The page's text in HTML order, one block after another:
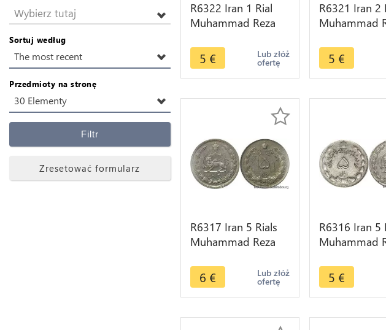
Wybierz tutaj
Sortuj według
The most recent
Przedmioty na stronę
30 Elementy
Filtr
Zresetować formularz
R6322 Iran 1 Rial
Muhammad Reza
1948 -> Make offer
5 € Lub złóż
ofertę
R6321 Iran 2
Muhammad
1963 ->
5 €
R6317 Iran 5 Rials
Muhammad Reza
1966 -> Make offer
6 € Lub złóż
ofertę
R6316 Iran 5
Muhammad
1972 ->
5 €